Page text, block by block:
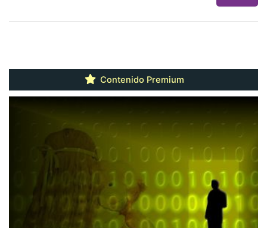
Contenido Premium